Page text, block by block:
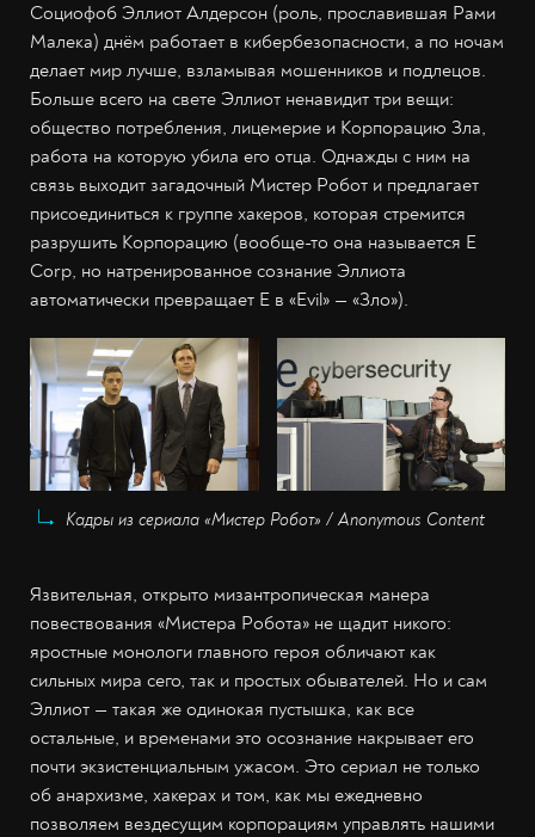
Социофоб Эллиот Алдерсон (роль, прославившая Рами
Малека) днём работает в кибербезопасности, а по ночам
делает мир лучше, взламывая мошенников и подлецов.
Больше всего на свете Эллиот ненавидит три вещи:
общество потребления, лицемерие и Корпорацию Зла,
работа на которую убила его отца. Однажды с ним на
связь выходит загадочный Мистер Робот и предлагает
присоединиться к группе хакеров, которая стремится
разрушить Корпорацию (вообще-то она называется E
Corp, но натренированное сознание Эллиота
автоматически превращает Е в «Evil» — «Зло»).
Кадры из сериала «Мистер Робот» / Anonymous Content
Язвительная, открыто мизантропическая манера
повествования «Мистера Робота» не щадит никого:
яростные монологи главного героя обличают как
сильных мира сего, так и простых обывателей. Но и сам
Эллиот — такая же одинокая пустышка, как все
остальные, и временами это осознание накрывает его
почти экзистенциальным ужасом. Это сериал не только
об анархизме, хакерах и том, как мы ежедневно
позволяем вездесущим корпорациям управлять нашими